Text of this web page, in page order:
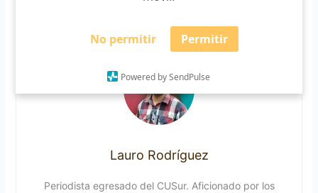
No permitir Permitir
Powered by SendPulse
Lauro Rodríguez
Periodista egresado del CUSur. Aficionado por los